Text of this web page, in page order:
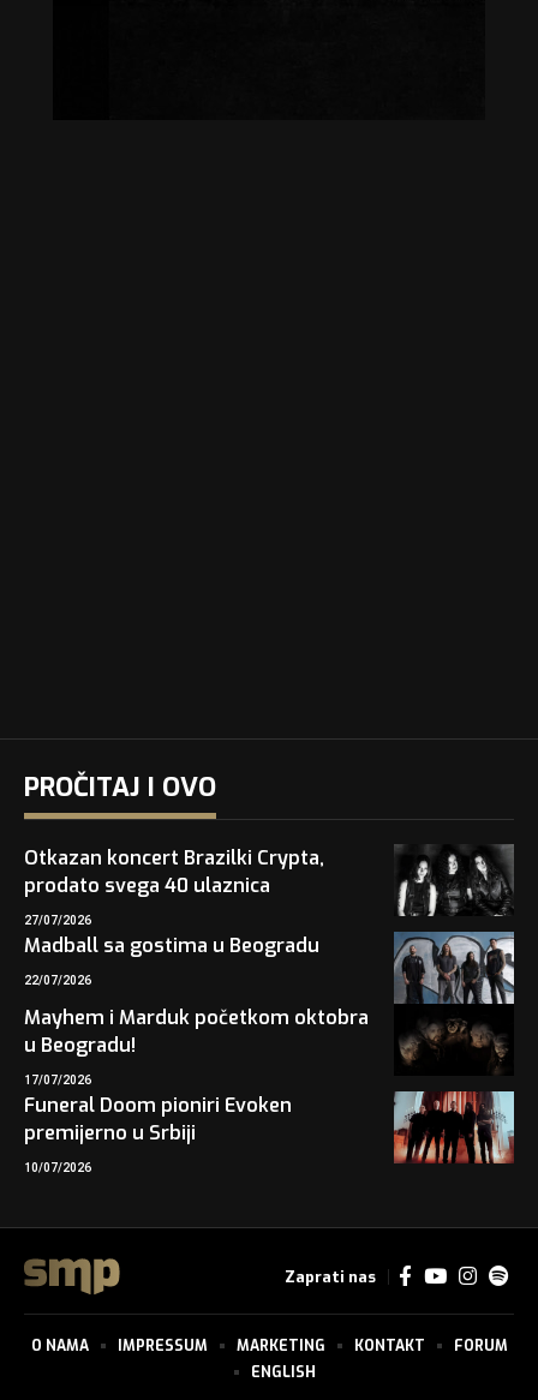
PROČITAJ I OVO
Otkazan koncert Brazilki Crypta,
prodato svega 40 ulaznica
27/07/2026
Madball sa gostima u Beogradu
22/07/2026
Mayhem i Marduk početkom oktobra
u Beogradu!
17/07/2026
Funeral Doom pioniri Evoken
premijerno u Srbiji
10/07/2026
Zaprati nas
O NAMA IMPRESSUM MARKETING KONTAKT
FORUM
ENGLISH